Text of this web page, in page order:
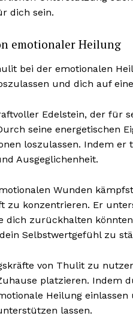
dich sein.
emotionaler Heilung
bei der emotionalen
und dich auf
Edelstein, der für
seine energetischen
loszulassen. Indem
Ausgeglichenheit.
Wunden
zu konzentrieren. Er
dich zurückhalten
Selbstwertgefühl zu
von Thulit zu
platzieren. Indem
Heilung
lassen.